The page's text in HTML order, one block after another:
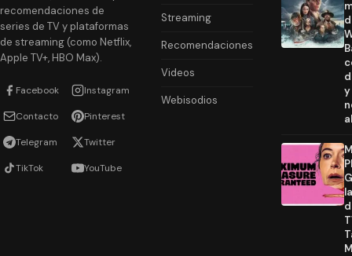
recomendaciones de
series de TV y plataformas
de streaming (como Netflix,
Apple TV+, HBO Max).
Facebook Instagram
Contacto Pinterest
Telegram Twitter
TikTok YouTube
Streaming
Recomendaciones
Videos
Webisodios
y